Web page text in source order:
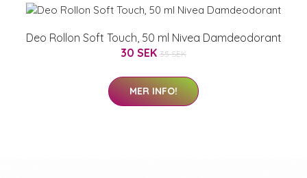
Deo Rollon Soft Touch, 50 ml Nivea Damdeodorant
30 SEK 35 SEK
MER INFO!